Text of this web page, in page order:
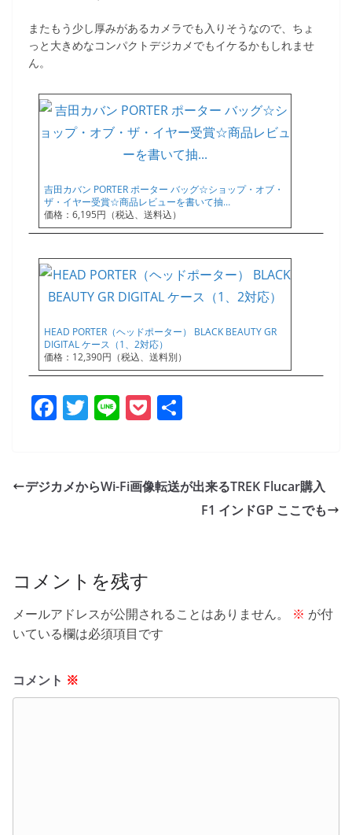
またもう少し厚みがあるカメラでも入りそうなので、ちょ
っと大きめなコンパクトデジカメでもイケるかもしれませ
ん。
吉田カバン PORTER ポーター バッグ☆ショップ・オブ・
ザ・イヤー受賞☆商品レビューを書いて抽…
価格：6,195円（税込、送料込）
HEAD PORTER（ヘッドポーター） BLACK BEAUTY GR
DIGITAL ケース（1、2対応）
価格：12,390円（税込、送料別）
F
e
k
T
er
Li P
et
デジカメからWi-Fi画像転送が出来るTREK Flucar購入
F1 インドGP ここでも
コメントを残す
メールアドレスが公開されることはありません。 ※ が付
いている欄は必須項目です
コメント ※